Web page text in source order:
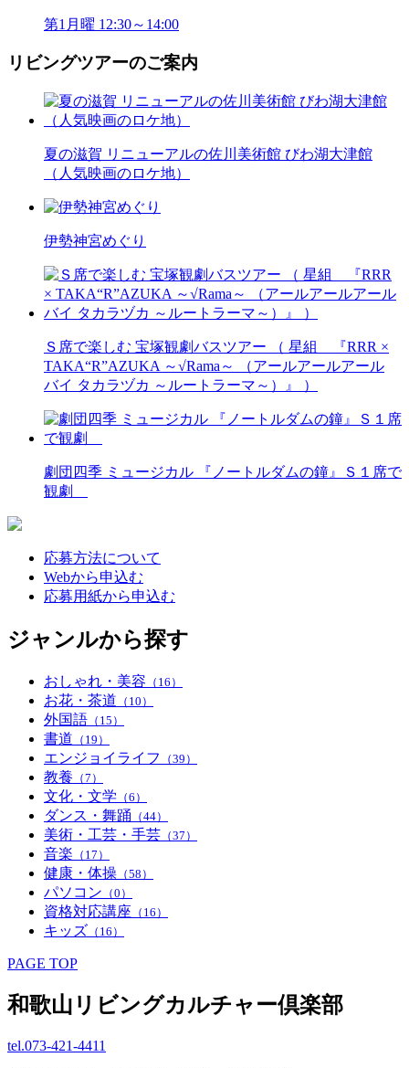
第1月曜 12:30～14:00
リビングツアーのご案内
夏の滋賀 リニューアルの佐川美術館 びわ湖大津館
（人気映画のロケ地）
伊勢神宮めぐり
Ｓ席で楽しむ 宝塚観劇バスツアー （ 星組 『RRR ×
TAKA“R”AZUKA ～√Rama～ （アールアールアール
バイ タカラヅカ ～ルートラーマ～）』 ）
劇団四季 ミュージカル 『ノートルダムの鐘』Ｓ１席で
観劇
応募方法について
Webから申込む
応募用紙から申込む
ジャンルから探す
おしゃれ・美容 （16）
お花・茶道 （10）
外国語 （15）
書道 （19）
エンジョイライフ （39）
教養 （7）
文化・文学 （6）
ダンス・舞踊 （44）
美術・工芸・手芸 （37）
音楽 （17）
健康・体操 （58）
パソコン （0）
資格対応講座 （16）
キッズ （16）
PAGE TOP
和歌山リビングカルチャー倶楽部
tel.073-421-4411